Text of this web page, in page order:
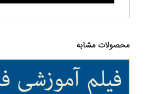
محصولات مشابه